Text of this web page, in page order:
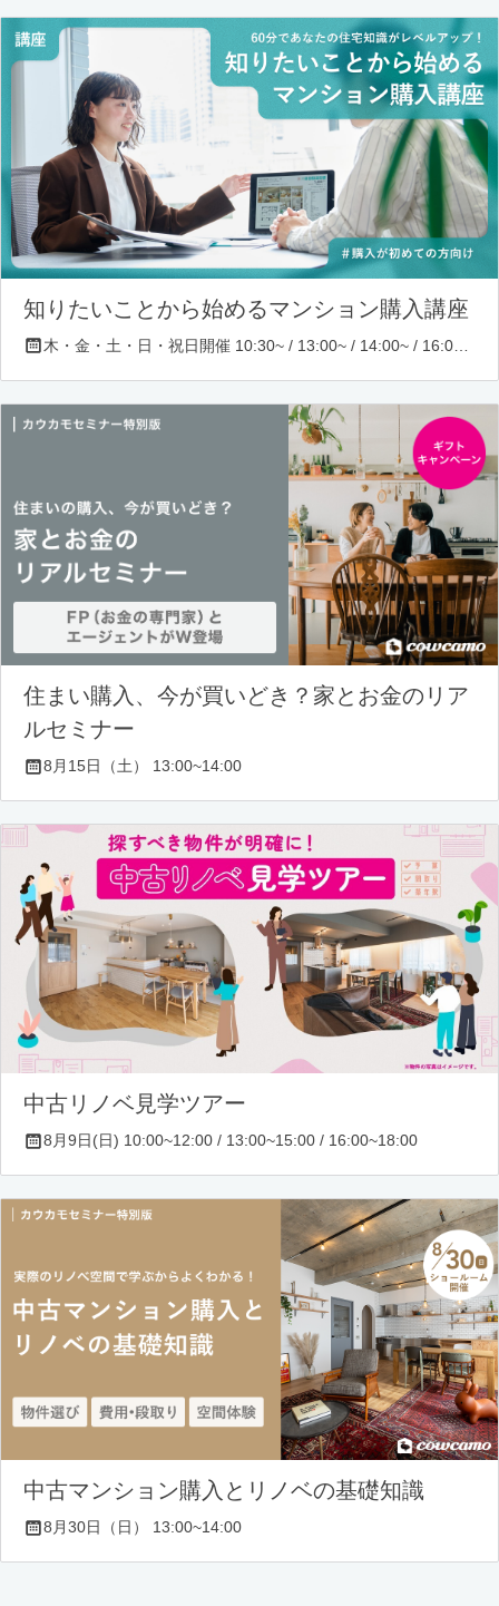
知りたいことから始めるマンション購入講座
住まい購入、今が買いどき？家とお金のリア
ルセミナー
8月15日（土） 13:00~14:00
中古リノベ見学ツアー
8月9日(日) 10:00~12:00 / 13:00~15:00 / 16:00~18:00
中古マンション購入とリノベの基礎知識
8月30日（日） 13:00~14:00